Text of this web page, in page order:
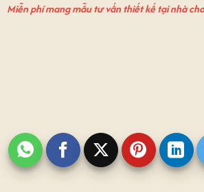
Miễn phí mang mẫu tư vấn thiết kế tại nhà